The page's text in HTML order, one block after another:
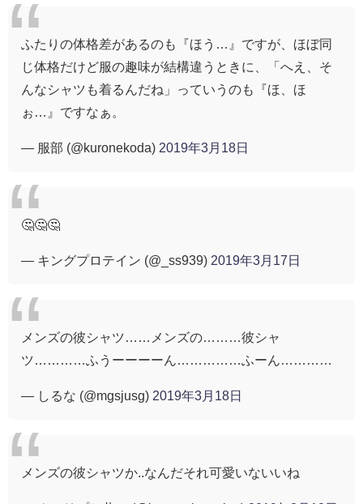
ふたりの体格差があるのも『ほう…』ですが、ほぼ同
じ体格だけど服の趣味が結構違うときに、「へえ、そ
んなシャツも着るんだね」っていうのも『ほ、ほ
ぉ…』ですなぁ。
— 服部 (@kuronekoda) 2019年3月18日
🤔🤔🤔
— キングプロテイン (@_ss939) 2019年3月17日
メンズの彼シャツ……メンズの………彼シャ
ツ…………ふうーーーーん……………ふーん…………
— しるな (@mgsjusg) 2019年3月18日
メンズの彼シャツか..なんだそれ可愛いないいね